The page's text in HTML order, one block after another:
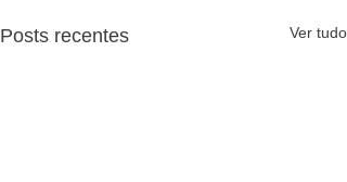
Posts recentes Ver tudo